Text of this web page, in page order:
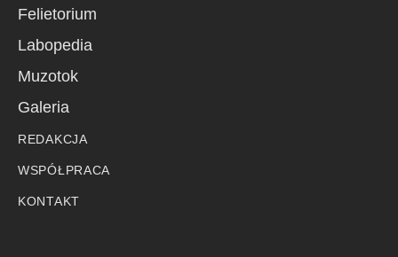
Felietorium
Labopedia
Muzotok
Galeria
REDAKCJA
WSPÓŁPRACA
KONTAKT